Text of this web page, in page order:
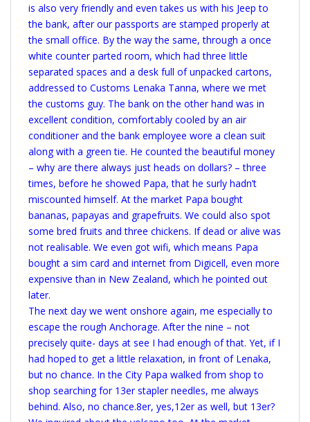
is also very friendly and even takes us with his Jeep to
the bank, after our passports are stamped properly at
the small office. By the way the same, through a once
white counter parted room, which had three little
separated spaces and a desk full of unpacked cartons,
addressed to Customs Lenaka Tanna, where we met
the customs guy. The bank on the other hand was in
excellent condition, comfortably cooled by an air
conditioner and the bank employee wore a clean suit
along with a green tie. He counted the beautiful money
– why are there always just heads on dollars? – three
times, before he showed Papa, that he surly hadn’t
miscounted himself. At the market Papa bought
bananas, papayas and grapefruits. We could also spot
some bred fruits and three chickens. If dead or alive was
not realisable. We even got wifi, which means Papa
bought a sim card and internet from Digicell, even more
expensive than in New Zealand, which he pointed out
later.
The next day we went onshore again, me especially to
escape the rough Anchorage. After the nine – not
precisely quite- days at see I had enough of that. Yet, if I
had hoped to get a little relaxation, in front of Lenaka,
but no chance. In the City Papa walked from shop to
shop searching for 13er stapler needles, me always
behind. Also, no chance.8er, yes,12er as well, but 13er?